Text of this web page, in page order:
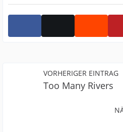
VORHERIGER EINTRAG
Too Many Rivers